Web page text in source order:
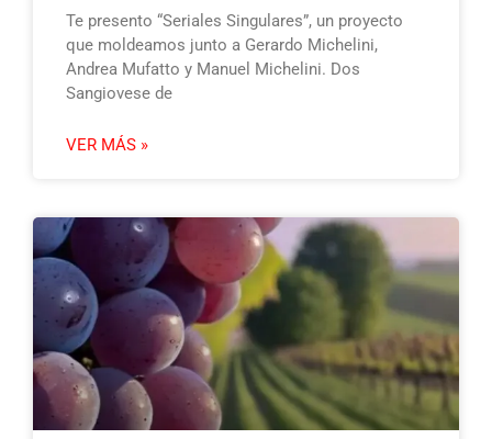
Te presento “Seriales Singulares”, un proyecto
que moldeamos junto a Gerardo Michelini,
Andrea Mufatto y Manuel Michelini. Dos
Sangiovese de
VER MÁS »